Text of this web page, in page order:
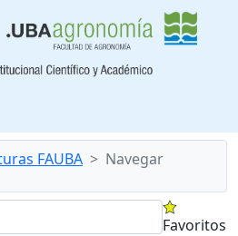
FAUBA Navegar
Favoritos